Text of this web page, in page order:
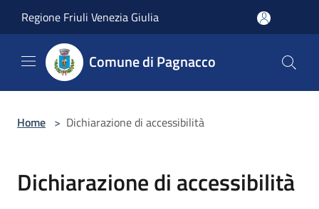
Regione Friuli Venezia Giulia
Comune di Pagnacco
Home > Dichiarazione di accessibilità
Dichiarazione di accessibilità